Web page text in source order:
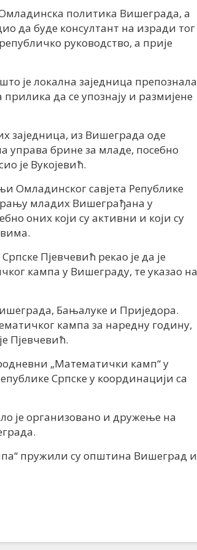
политика Вишеграда, а
да буде консултант на изради тог
руководство, а прије
је локална заједница препознала
да се упознају и размијене
заједница, из Вишеграда оде
управа брине за младе, посебно
је Вукојевић.
Омладинског савјета Републике
младих Вишеграђана у
оних који су активни и који су
Пјевчевић рекао је да је
кампа у Вишеграду, те указао на
Бањалуке и Приједора.
кампа за наредну годину,
Пјевчевић.
„Математички камп“ у
Српске у координацији са
је организовано и дружење на
пружили су општина Вишеград и